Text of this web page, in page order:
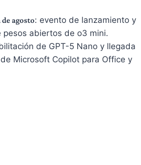
agosto: evento de lanzamiento y
pesos abiertos de o3 mini.
de GPT-5 Nano y llegada
Microsoft Copilot para Office y